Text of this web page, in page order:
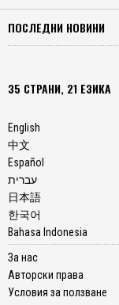
ПОСЛЕДНИ НОВИНИ
35 СТРАНИ, 21 ЕЗИКА
English
中文
Español
עברית
日本語
한국어
Bahasa Indonesia
За нас
Авторски права
Условия за ползване